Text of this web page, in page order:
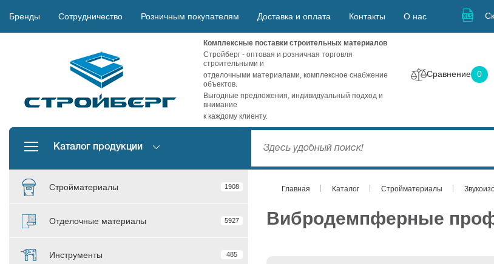
Бренды Сотрудничество Розничным покупателям Доставка и оплата Контакты О нас
Комплексные поставки строительных материалов
Стройберг - оптовая и розничная торговля
строительными и
отделочными материалами, комплексное снабжение
объектов.
Выгодные предложения, индивидуальный подход и
внимание
к каждому клиенту.
Сравнение 0
Каталог продукции
Стройматериалы 1908
Отделочные материалы 5927
Инструменты 485
Главная Каталог Стройматериалы
Вибродемпферные